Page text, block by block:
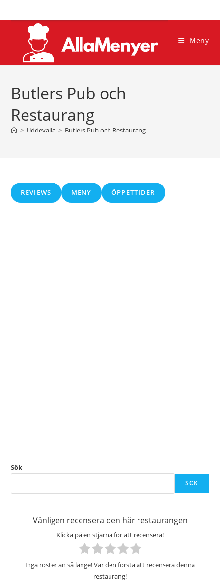
till
innehållet
Meny
Butlers Pub och
Restaurang
> Uddevalla > Butlers Pub och Restaurang
REVIEWS MENY ÖPPETTIDER
Sök
SÖK
Vänligen recensera den här restaurangen
Klicka på en stjärna för att recensera!
Inga röster än så länge! Var den första att recensera denna
restaurang!